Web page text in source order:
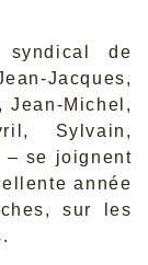
de
Jacques,
Jean-Michel,
Sylvain,
– se joignent
année
sur les